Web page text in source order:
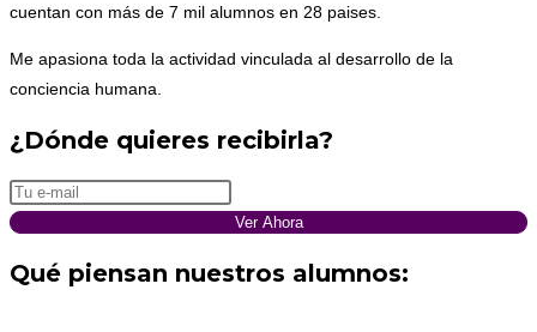
cuentan con más de 7 mil alumnos en 28 paises.
Me apasiona toda la actividad vinculada al desarrollo de la
conciencia humana.
¿Dónde quieres recibirla?
Ver Ahora
Qué piensan nuestros alumnos: